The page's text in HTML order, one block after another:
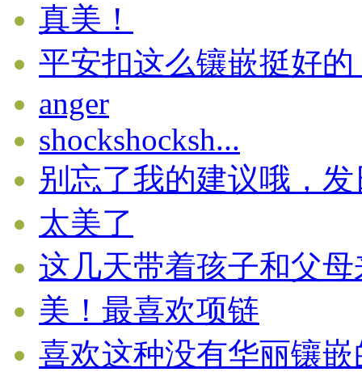
真美！
平安扣这么镶嵌挺好的
anger
shockshocksh...
别忘了我的建议哦，发
太美了
这几天带着孩子和父母
美！最喜欢项链
喜欢这种没有华丽镶嵌